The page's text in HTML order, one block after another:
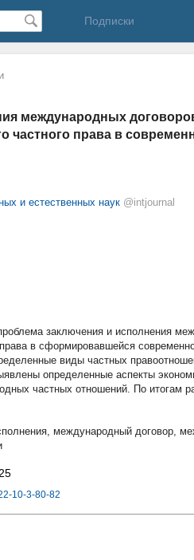
Подписки
международных
частного права в
и естественных наук @intjournal
заключения и исполнения
в сформировавшейся
виды частных
определенные аспекты
частных отношений. По итогам
, международный договор,
10-3-80-82